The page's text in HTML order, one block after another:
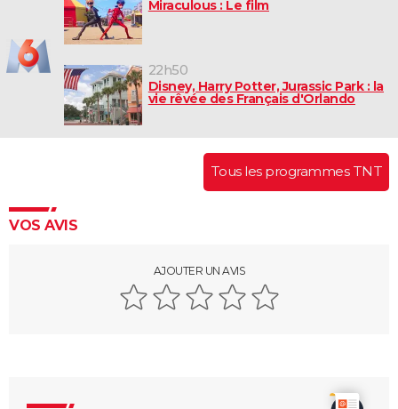
Miraculous : Le film
22h50
Disney, Harry Potter, Jurassic Park : la
vie rêvée des Français d'Orlando
Tous les programmes TNT
VOS AVIS
AJOUTER UN AVIS